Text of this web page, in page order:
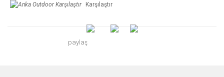
Karşılaştır
paylaş